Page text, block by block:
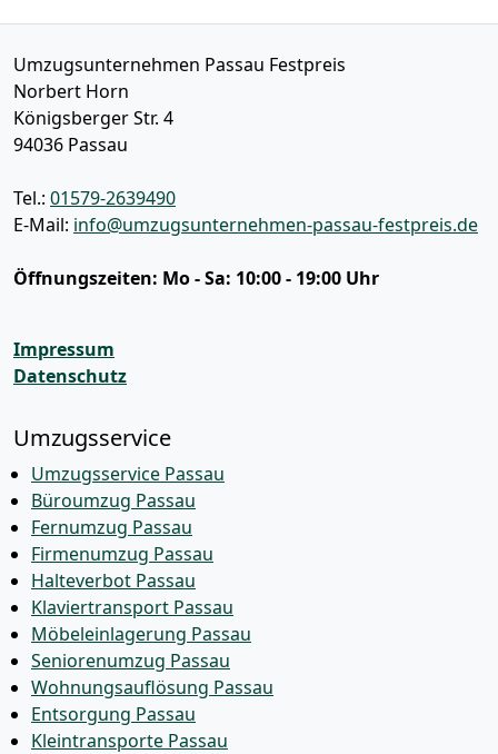
Umzugsunternehmen Passau Festpreis
Norbert Horn
Königsberger Str. 4
94036 Passau
Tel.: 01579-2639490
E-Mail: info@umzugsunternehmen-passau-festpreis.de
Öffnungszeiten: Mo - Sa: 10:00 - 19:00 Uhr
Impressum
Datenschutz
Umzugsservice
Umzugsservice Passau
Büroumzug Passau
Fernumzug Passau
Firmenumzug Passau
Halteverbot Passau
Klaviertransport Passau
Möbeleinlagerung Passau
Seniorenumzug Passau
Wohnungsauflösung Passau
Entsorgung Passau
Kleintransporte Passau